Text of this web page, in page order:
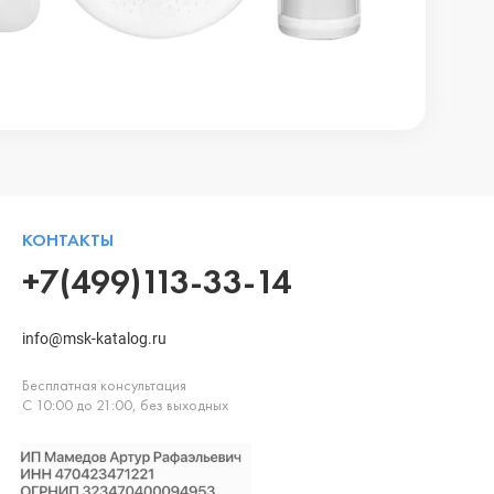
КОНТАКТЫ
+7(499)113-33-14
info@msk-katalog.ru
Бесплатная консультация
С 10:00 до 21:00, без выходных